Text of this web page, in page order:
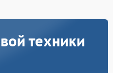
техники